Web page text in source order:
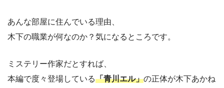
あんな部屋に住んでいる理由、
木下の職業が何なのか？気になるところです。
ミステリー作家だとすれば、
本編で度々登場している「青川エル」の正体が木下あかね